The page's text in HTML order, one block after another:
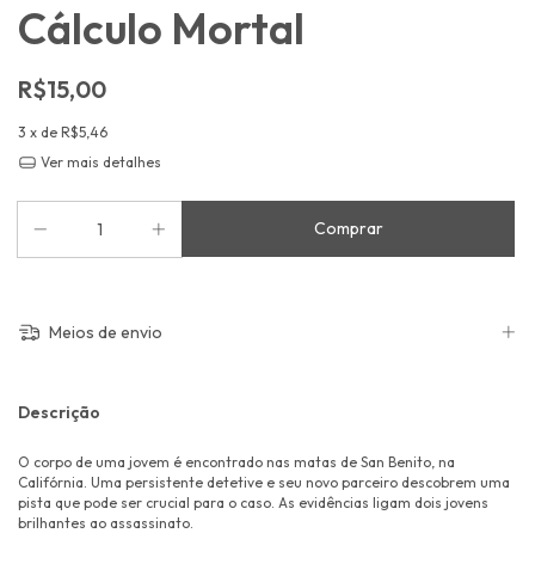
Cálculo Mortal
R$15,00
3 x de R$5,46
Ver mais detalhes
Meios de envio
Descrição
O corpo de uma jovem é encontrado nas matas de San Benito, na
Califórnia. Uma persistente detetive e seu novo parceiro descobrem uma
pista que pode ser crucial para o caso. As evidências ligam dois jovens
brilhantes ao assassinato.